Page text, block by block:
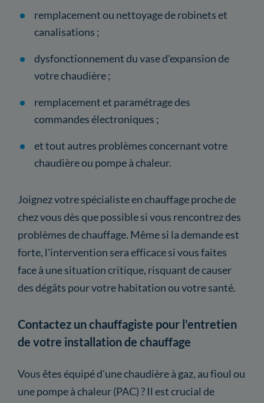
remplacement ou nettoyage de robinets et
canalisations ;
dysfonctionnement du vase d'expansion de
votre chaudière ;
remplacement et paramétrage des
commandes électroniques ;
et tout autres problèmes concernant votre
chaudière ou pompe à chaleur.
Joignez votre spécialiste en chauffage proche de
chez vous dès que possible si vous rencontrez des
problèmes de chauffage. Même si la demande est
forte, l'intervention sera efficace si vous faites
face à une situation critique, risquant de causer
des dégâts pour votre habitation ou votre santé.
Contactez un chauffagiste pour l'entretien
de votre installation de chauffage
Vous êtes équipé d'une chaudière à gaz, au fioul ou
une pompe à chaleur (PAC) ? Il est crucial de